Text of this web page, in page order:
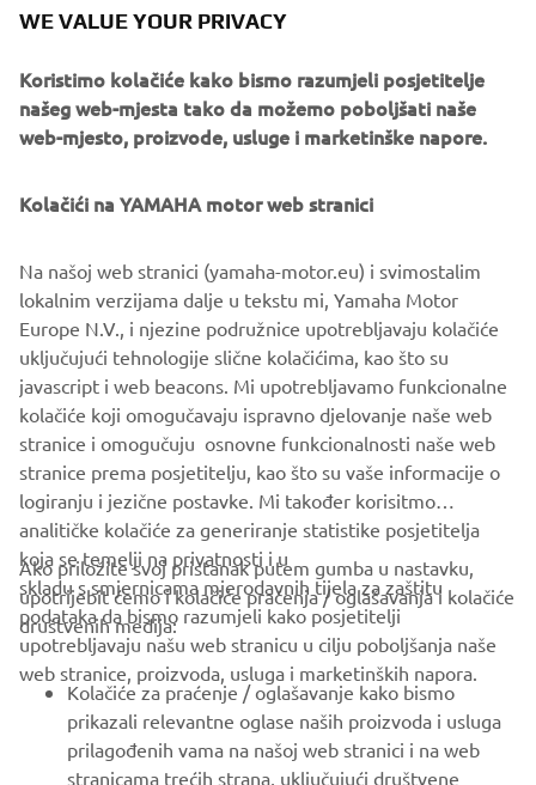
sales and dealer contacts, customer information and
included in the overview. The personal data we collect and
process of you depends on your choices and interactions
with us or our partners (for example: authorized dealers,
on your situation, we will process your personal data in
In some situations, we may have separate supplemental
Privacy Policy for certain activities or topics to tailor the
information even better to your specific choices or
activities at a specific moment. If so, we will clearly explain
the relationship with this Privacy Policy in that specific
Privacy Policy.
CORPORATE
FOR BUSINESS
MORE YAMAHA
WE VALUE YOUR PRIVACY
Koristimo kolačiće kako bismo razumjeli posjetitelje
našeg web-mjesta tako da možemo poboljšati naše
web-mjesto, proizvode, usluge i marketinške napore.
Kolačići na YAMAHA motor web stranici
Na našoj web stranici (yamaha-motor.eu) i svimostalim
lokalnim verzijama dalje u tekstu mi, Yamaha Motor
Europe N.V., i njezine podružnice upotrebljavaju kolačiće
uključujući tehnologije slične kolačićima, kao što su
javascript i web beacons. Mi upotrebljavamo funkcionalne
kolačiće koji omogučavaju ispravno djelovanje naše web
stranice i omogučuju osnovne funkcionalnosti naše web
stranice prema posjetitelju, kao što su vaše informacije o
logiranju i jezične postavke. Mi također korisitmo
analitičke kolačiće za generiranje statistike posjetitelja
koja se temelji na privatnosti i u
skladu s smjernicama mjerodavnih tijela za zaštitu
podataka da bismo razumjeli kako posjetitelji
upotrebljavaju našu web stranicu u cilju poboljšanja naše
web stranice, proizvoda, usluga i marketinških napora.
Ako priložite svoj pristanak putem gumba u nastavku,
upotrijebit ćemo i kolačiće praćenja / oglašavanja i kolačiće
društvenih medija:
Kolačiće za praćenje / oglašavanje kako bismo
prikazali relevantne oglase naših proizvoda i usluga
prilagođenih vama na našoj web stranici i na web
stranicama trećih strana, uključujući društvene